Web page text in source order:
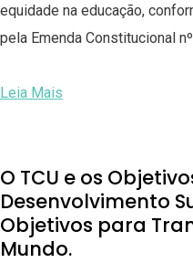
equidade na educação,
pela Emenda Constitucional
Leia Mais
O TCU e os
Desenvolvimento
Objetivos para
Mundo.